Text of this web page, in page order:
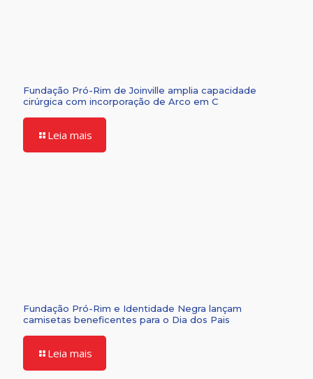
Fundação Pró-Rim de Joinville amplia capacidade
cirúrgica com incorporação de Arco em C
Leia mais
Fundação Pró-Rim e Identidade Negra lançam
camisetas beneficentes para o Dia dos Pais
Leia mais